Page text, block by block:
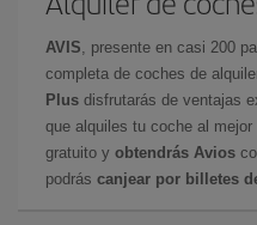
AVIS , presente en casi 200
completa de coches de
Plus disfrutarás de ventajas
que alquiles tu coche al
gratuito y obtendrás Avios
podrás canjear por billetes